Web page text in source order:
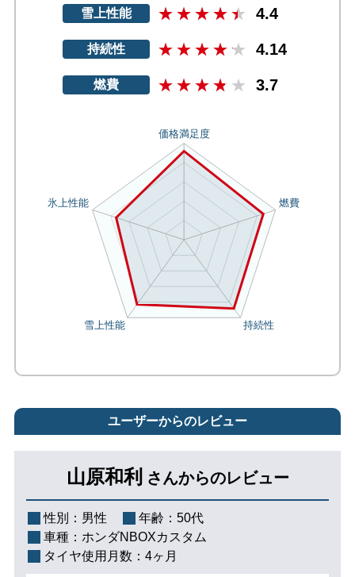
雪上性能 4.4
持続性 4.14
燃費 3.7
ユーザーからのレビュー
山原和利 さんからのレビュー
性別： 男性 年齢： 50代
車種： ホンダNBOXカスタム
タイヤ使用月数： 4ヶ月